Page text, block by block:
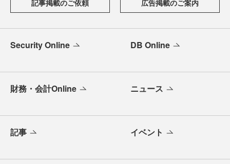
記事掲載のご依頼 広告掲載のご案内
Security Online DB Online
財務・会計Online ニュース
記事 イベント